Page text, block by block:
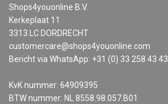
Shops4youonline B.V.
Kerkeplaat 11
3313 LC DORDRECHT
customercare@shops4youonline.com
Bericht via WhatsApp: +31 (0) 33 258 43 43
KvK nummer: 64909395
BTW nummer: NL 8558.98.057.B01